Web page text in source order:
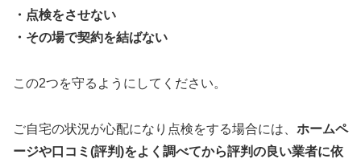
・点検をさせない
・その場で契約を結ばない
この2つを守るようにしてください。
ご自宅の状況が心配になり点検をする場合には、 ホームペ
ージや口コミ(評判)をよく調べてから評判の良い業者に依